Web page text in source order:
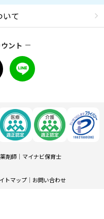
いて
ント
剤師 │ マイナビ保育士
トマップ │ お問い合わせ